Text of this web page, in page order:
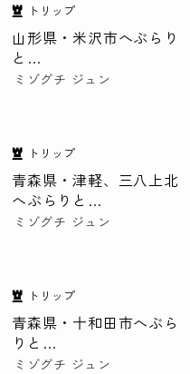
トリップ
山形県・米沢市へぶらり
と…
ミゾグチ ジュン
トリップ
青森県・津軽、三八上北
へぶらりと…
ミゾグチ ジュン
トリップ
青森県・十和田市へぶら
りと…
ミゾグチ ジュン